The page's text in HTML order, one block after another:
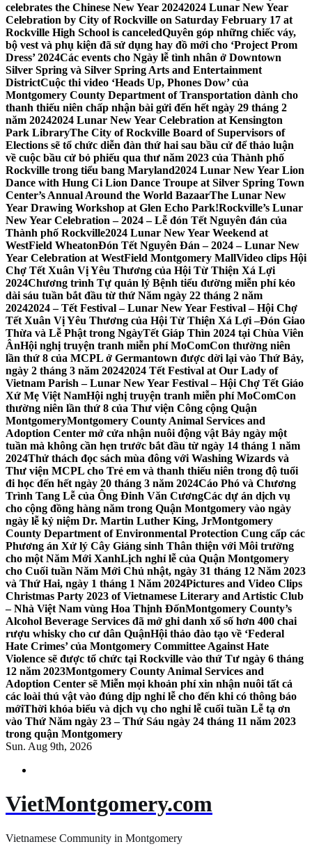
celebrates the Chinese New Year 20242024 Lunar New Year
Celebration by City of Rockville on Saturday February 17 at
Rockville High School is canceledQuyên góp những chiếc váy,
bộ vest và phụ kiện đã sử dụng hay đồ mới cho ‘Project Prom
Dress’ 2024Các events cho Ngày lễ tình nhân ở Downtown
Silver Spring và Silver Spring Arts and Entertainment
DistrictCuộc thi video ‘Heads Up, Phones Dow’ của
Montgomery County Department of Transportation dành cho
thanh thiếu niên chấp nhận bài gửi đến hết ngày 29 tháng 2
năm 20242024 Lunar New Year Celebration at Kensington
Park LibraryThe City of Rockville Board of Supervisors of
Elections sẽ tổ chức diễn đàn thứ hai sau bầu cử để thảo luận
về cuộc bầu cử bỏ phiếu qua thư năm 2023 của Thành phố
Rockville trong tiểu bang Maryland2024 Lunar New Year Lion
Dance with Hung Ci Lion Dance Troupe at Silver Spring Town
Center’s Annual Around the World BazaarThe Lunar New
Year Drawing Workshop at Glen Echo Park!Rockville’s Lunar
New Year Celebration – 2024 – Lễ đón Tết Nguyên đán của
Thành phố Rockville2024 Lunar New Year Weekend at
WestField WheatonĐón Tết Nguyên Đán – 2024 – Lunar New
Year Celebration at WestField Montgomery MallVideo clips Hội
Chợ Tết Xuân Vị Yêu Thương của Hội Từ Thiện Xá Lợi
2024Chương trình Tự quản lý Bệnh tiểu đường miễn phí kéo
dài sáu tuần bắt đầu từ thứ Năm ngày 22 tháng 2 năm
20242024 – Tết Festival – Lunar New Year Festival – Hội Chợ
Tết Xuân Vị Yêu Thương của Hội Từ Thiện Xá Lợi –Đón Giao
Thừa và Lễ Phật trong NgàyTết Giáp Thìn 2024 tại Chùa Viên
ÂnHội nghị truyện tranh miễn phí MoComCon thường niên
lần thứ 8 của MCPL ở Germantown được dời lại vào Thứ Bảy,
ngày 2 tháng 3 năm 20242024 Tết Festival at Our Lady of
Vietnam Parish – Lunar New Year Festival – Hội Chợ Tết Giáo
Xứ Mẹ Việt NamHội nghị truyện tranh miễn phí MoComCon
thường niên lần thứ 8 của Thư viện Công cộng Quận
MontgomeryMontgomery County Animal Services and
Adoption Center mở cửa nhận nuôi động vật Bảy ngày một
tuần mà không cần hẹn trước bắt đầu từ ngày 14 tháng 1 năm
2024Thử thách đọc sách mùa đông với Washing Wizards và
Thư viện MCPL cho Trẻ em và thanh thiếu niên trong độ tuổi
đi học đến hết ngày 20 tháng 3 năm 2024Cáo Phó và Chương
Trình Tang Lễ của Ông Đinh Văn CươngCác dự án dịch vụ
cho cộng đồng hàng năm trong Quận Montgomery vào ngày
ngày lễ kỷ niệm Dr. Martin Luther King, JrMontgomery
County Department of Environmental Protection Cung cấp các
Phương án Xử lý Cây Giáng sinh Thân thiện với Môi trường
cho một Năm Mới XanhLịch nghỉ lễ của Quận Montgomery
cho Cuối tuần Năm Mới Chủ nhật, ngày 31 tháng 12 Năm 2023
và Thứ Hai, ngày 1 tháng 1 Năm 2024Pictures and Video Clips
Christmas Party 2023 of Vietnamese Literary and Artistic Club
– Nhà Việt Nam vùng Hoa Thịnh ĐốnMontgomery County’s
Alcohol Beverage Services đã mở ghi danh xổ số hơn 400 chai
rượu whisky cho cư dân QuậnHội thảo đào tạo về ‘Federal
Hate Crimes’ của Montgomery Committee Against Hate
Violence sẽ được tổ chức tại Rockville vào thứ Tư ngày 6 tháng
12 năm 2023Montgomery County Animal Services and
Adoption Center sẽ Miễn mọi khoản phí xin nhận nuôi tất cả
các loài thú vật vào đúng dịp nghỉ lễ cho đến khi có thông báo
mớiThời khóa biểu và dịch vụ cho nghỉ lễ cuối tuần Lễ tạ ơn
vào Thứ Năm ngày 23 – Thứ Sáu ngày 24 tháng 11 năm 2023
trong quận Montgomery
Sun. Aug 9th, 2026
VietMontgomery.com
Vietnamese Community in Montgomery